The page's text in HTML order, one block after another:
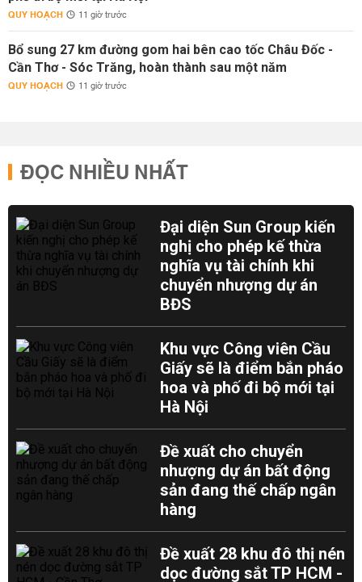
QUY HOẠCH 11 giờ trước
Bổ sung 27 km đường gom hai bên cao tốc Châu Đốc -
Cần Thơ - Sóc Trăng, hoàn thành sau một năm
QUY HOẠCH 11 giờ trước
ĐỌC NHIỀU NHẤT
Đại diện Sun Group kiến
nghị cho phép kế thừa
nghĩa vụ tài chính khi
chuyển nhượng dự án
BĐS
Khu vực Công viên Cầu
Giấy sẽ là điểm bắn pháo
hoa và phố đi bộ mới tại
Hà Nội
Đề xuất cho chuyển
nhượng dự án bất động
sản đang thế chấp ngân
hàng
Đề xuất 28 khu đô thị nén
dọc đường sắt TP HCM -